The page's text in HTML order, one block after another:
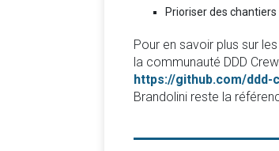
Prioriser des
Pour en savoir plus sur
la communauté DDD
https://github.com/
Brandolini reste la